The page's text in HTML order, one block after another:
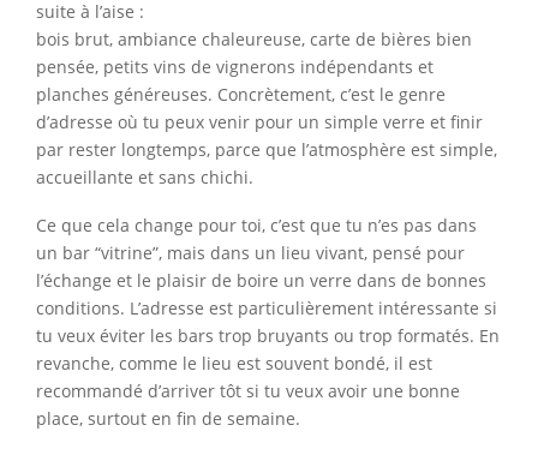
suite à l’aise :
bois brut, ambiance chaleureuse, carte de bières bien
pensée, petits vins de vignerons indépendants et
planches généreuses. Concrètement, c’est le genre
d’adresse où tu peux venir pour un simple verre et finir
par rester longtemps, parce que l’atmosphère est simple,
accueillante et sans chichi.
Ce que cela change pour toi, c’est que tu n’es pas dans
un bar “vitrine”, mais dans un lieu vivant, pensé pour
l’échange et le plaisir de boire un verre dans de bonnes
conditions. L’adresse est particulièrement intéressante si
tu veux éviter les bars trop bruyants ou trop formatés. En
revanche, comme le lieu est souvent bondé, il est
recommandé d’arriver tôt si tu veux avoir une bonne
place, surtout en fin de semaine.